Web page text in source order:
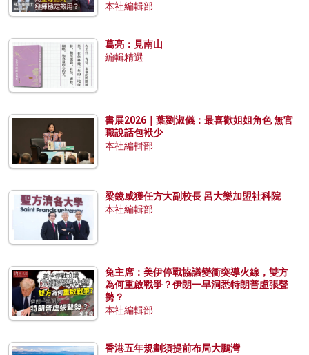
本社編輯部
葛亮：見南山
編輯精選
書展2026｜葉劉淑儀：最喜歡姐姐角色 無官
職說話包袱少
本社編輯部
梁鏡威獲任方大副校長 呂大樂加盟社科院
本社編輯部
兔主席：美伊停戰協議變衝突導火線，雙方
為何重啟戰爭？伊朗一早洞悉特朗普虛張聲
勢？
本社編輯部
香港五年規劃須提前布局大鵬灣